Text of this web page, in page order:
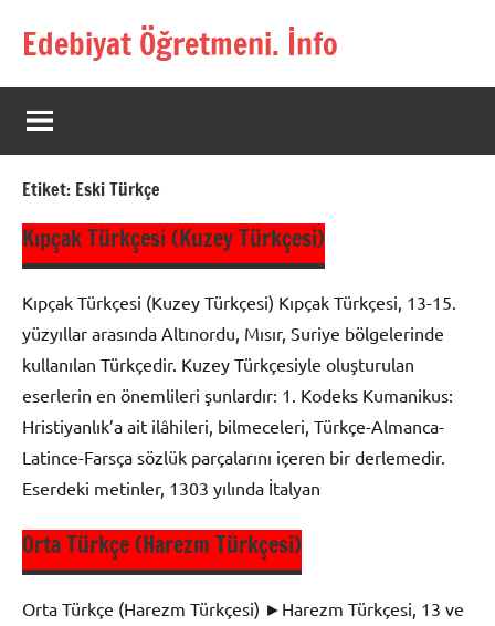
Edebiyat Öğretmeni. İnfo
Türkçe,
Türk
Dili
ve
Öğretmenlerinin
Sitesi
Etiket: Eski Türkçe
Kıpçak Türkçesi (Kuzey Türkçesi)
Kıpçak Türkçesi (Kuzey Türkçesi) Kıpçak Türkçesi, 13-15.
yüzyıllar arasında Altınordu, Mısır, Suriye bölgelerinde
kullanılan Türkçedir. Kuzey Türkçesiyle oluşturulan
eserlerin en önemlileri şunlardır: 1. Kodeks Kumanikus:
Hristiyanlık’a ait ilâhileri, bilmeceleri, Türkçe-Almanca-
Latince-Farsça sözlük parçalarını içeren bir derlemedir.
Eserdeki metinler, 1303 yılında İtalyan
9. Sınıf
Dil ve
Orta Türkçe (Harezm Türkçesi)
Orta Türkçe (Harezm Türkçesi) ►Harezm Türkçesi, 13 ve